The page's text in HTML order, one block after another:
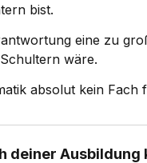
bist.
eine zu
wäre.
absolut kein Fach
deiner Ausbildung